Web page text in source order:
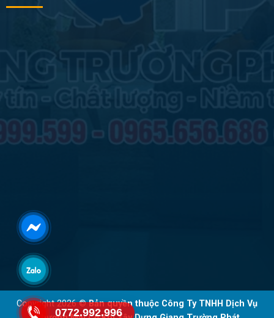
Copyright 2026 ©Bản quyền thuộc Công Ty TNHH Dịch Vụ
0772.992.996